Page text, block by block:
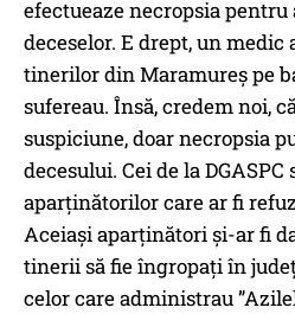
efectueaze necropsia
deceselor. E drept, un medic
tinerilor din Maramureș pe
sufereau. Însă, credem noi,
suspiciune, doar necropsia
decesului. Cei de la
aparținătorilor care ar fi
Aceiași aparținători și-ar fi
tinerii să fie îngropați în
celor care administrau